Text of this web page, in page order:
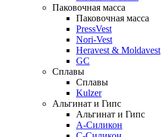
Паковочная масса
Паковочная масса
PressVest
Nori-Vest
Heravest & Moldavest
GC
Сплавы
Сплавы
Kulzer
Альгинат и Гипс
Альгинат и Гипс
A-Силикон